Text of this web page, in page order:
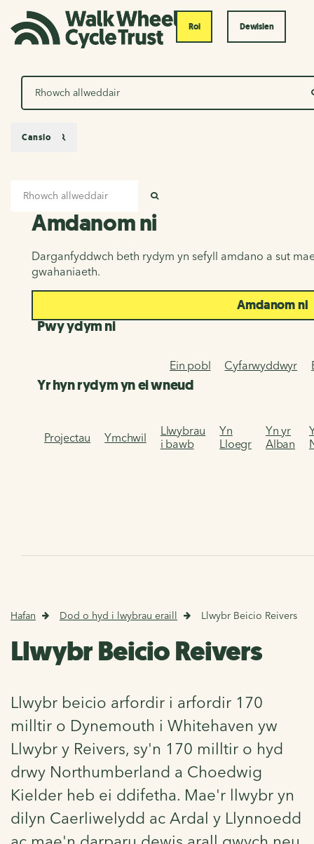
Roi Dewislen
Chwilio
Amdanom ni
Amdanom ni
Darganfyddwch beth rydym yn sefyll amdano a sut
gwahaniaeth.
Amdanom ni
Pwy ydym ni
Ein pobl Cyfarwyddwyr
Yr hyn rydym yn ei wneud
Projectau Ymchwil
Llwybrau
i bawb
Yn
Lloegr
Yn yr
Alban
Canslo
Hafan Dod o hyd i lwybrau eraill Llwybr Beicio Reivers
Llwybr Beicio Reivers
Llwybr beicio arfordir i arfordir 170
milltir o Dynemouth i Whitehaven yw
Llwybr y Reivers, sy'n 170 milltir o hyd
drwy Northumberland a Choedwig
Kielder heb ei ddifetha. Mae'r llwybr yn
dilyn Caerliwelydd ac Ardal y Llynnoedd